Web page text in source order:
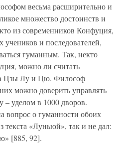
весьма расширительно и
множество достоинств и
из современников Конфуция,
и последователей,
гуманным. Так, некто
можно ли считать
Цзы Лy и Цю. Философ
можно доверить управлять
– уделом в 1000 дворов.
вопрос о гуманности обоих
текста «Луньюй», так и не дал:
[885, 92].